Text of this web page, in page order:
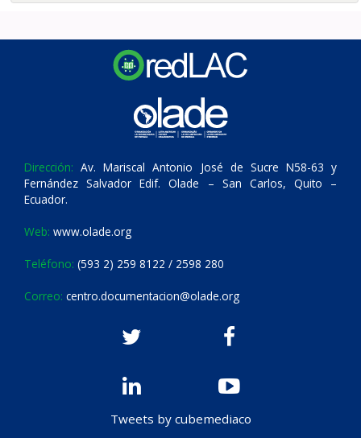
Dirección: Av. Mariscal Antonio José de Sucre N58-63 y
Fernández Salvador Edif. Olade – San Carlos, Quito –
Ecuador.
Web: www.olade.org
Teléfono: (593 2) 259 8122 / 2598 280
Correo: centro.documentacion@olade.org
Tweets by cubemediaco